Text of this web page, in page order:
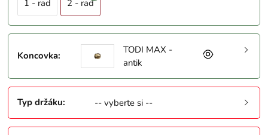
1 - rad 2 - rad
Koncovka:
TODI MAX -
antik
Typ držáku: -- vyberte si --